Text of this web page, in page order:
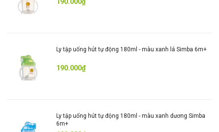
mang.
Simba___
- Sản phẩm dệt từ vải cotton cao cấp, mềm mại cho
bé cảm giác dễ chịu khi mang.
- Sản phẩm không chứa Formaldehyde, không chứa
190.000₫
Ly tập uống hút tự động 180ml - màu xanh lá Simba 6m+
190.000₫
Ly tập uống hút tự động 180ml - màu xanh dương Simba
6m+